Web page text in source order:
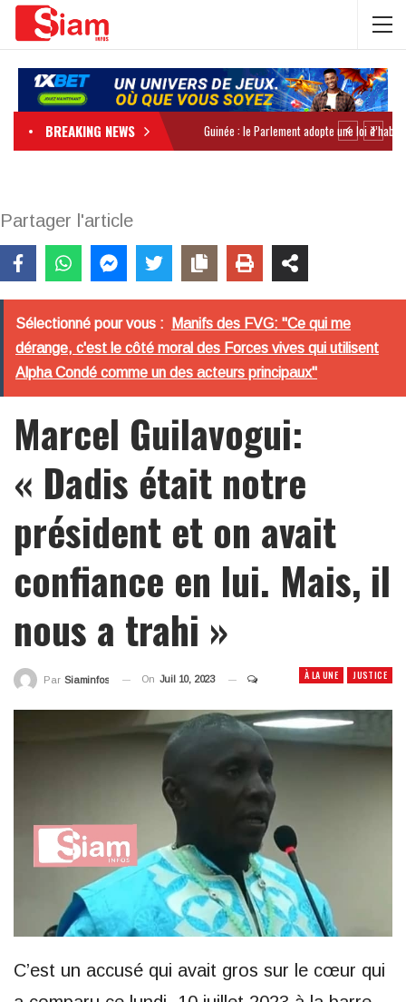
BREAKING NEWS
Partager l'article
Sélectionné pour vous :
Manifs des FVG: "Ce qui me
dérange, c'est le côté moral des Forces vives qui utilisent
Alpha Condé comme un des acteurs principaux"
Marcel Guilavogui:
« Dadis était notre
président et on avait
confiance en lui. Mais, il
nous a trahi »
À LA UNE JUSTICE
Par Siaminfos On Juil 10, 2023
C’est un accusé qui avait gros sur le cœur qui